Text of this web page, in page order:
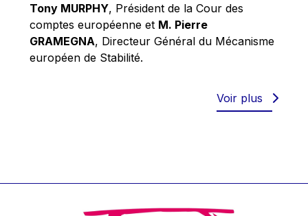
Richard Pelly
Robert Goebbels
Robert REYNDERS
Timothy Radcliffe
Vaclav Klaus
Tony MURPHY, Président de la Cour des
comptes européenne et M. Pierre
GRAMEGNA, Directeur Général du Mécanisme
européen de Stabilité.
Voir plus